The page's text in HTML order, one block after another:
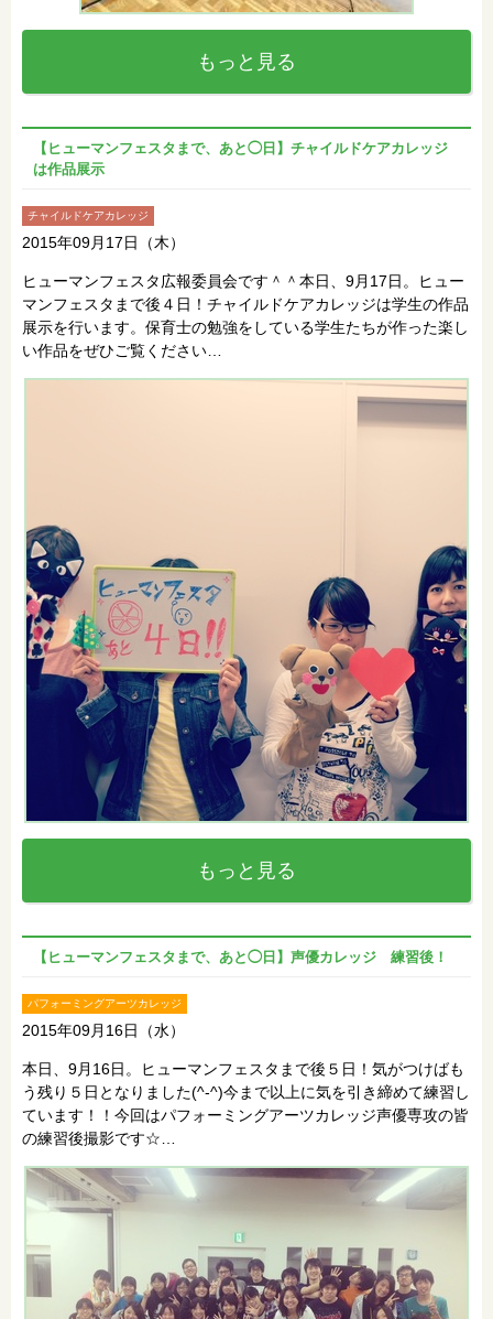
もっと見る
【ヒューマンフェスタまで、あと◯日】チャイルドケアカレッジ
は作品展示
チャイルドケアカレッジ
2015年09月17日（木）
ヒューマンフェスタ広報委員会です＾＾本日、9月17日。ヒュー
マンフェスタまで後４日！チャイルドケアカレッジは学生の作品
展示を行います。保育士の勉強をしている学生たちが作った楽し
い作品をぜひご覧ください…
もっと見る
【ヒューマンフェスタまで、あと◯日】声優カレッジ 練習後！
パフォーミングアーツカレッジ
2015年09月16日（水）
本日、9月16日。ヒューマンフェスタまで後５日！気がつけばも
う残り５日となりました(^-^)今まで以上に気を引き締めて練習し
ています！！今回はパフォーミングアーツカレッジ声優専攻の皆
の練習後撮影です☆…